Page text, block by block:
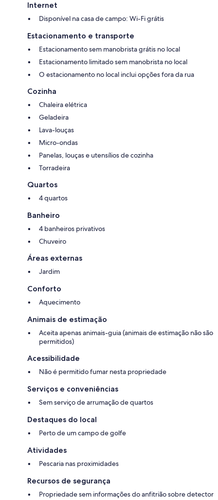
Internet
Disponível na casa de campo: Wi-Fi grátis
Estacionamento e transporte
Estacionamento sem manobrista grátis no local
Estacionamento limitado sem manobrista no local
O estacionamento no local inclui opções fora da rua
Cozinha
Chaleira elétrica
Geladeira
Lava-louças
Micro-ondas
Panelas, louças e utensílios de cozinha
Torradeira
Quartos
4 quartos
Banheiro
4 banheiros privativos
Chuveiro
Áreas externas
Jardim
Conforto
Aquecimento
Animais de estimação
Aceita apenas animais-guia (animais de estimação não são
permitidos)
Acessibilidade
Não é permitido fumar nesta propriedade
Serviços e conveniências
Sem serviço de arrumação de quartos
Destaques do local
Perto de um campo de golfe
Atividades
Pescaria nas proximidades
Recursos de segurança
Propriedade sem informações do anfitrião sobre detector